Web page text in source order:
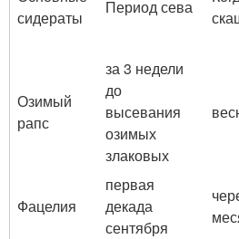
сидераты
Период сева
Озимый
рапс
за 3 недели
до
высевания
озимых
злаковых
Фацелия
первая
декада
сентября